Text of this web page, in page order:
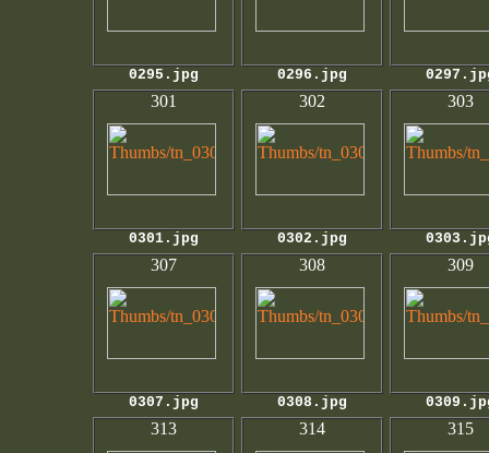
0295.jpg 0296.jpg
301
0301.jpg
302
0302.jpg
303
307
0307.jpg
308
0308.jpg
309
313 314 315